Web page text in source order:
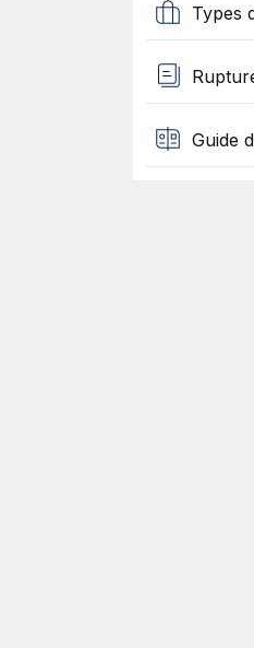
Types
Guide